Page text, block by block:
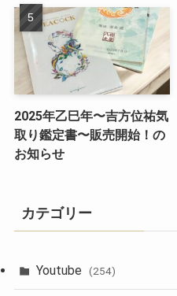
2025年乙巳年〜吉方位祐気
取り鑑定書〜販売開始！の
お知らせ
カテゴリー
Youtube (254)